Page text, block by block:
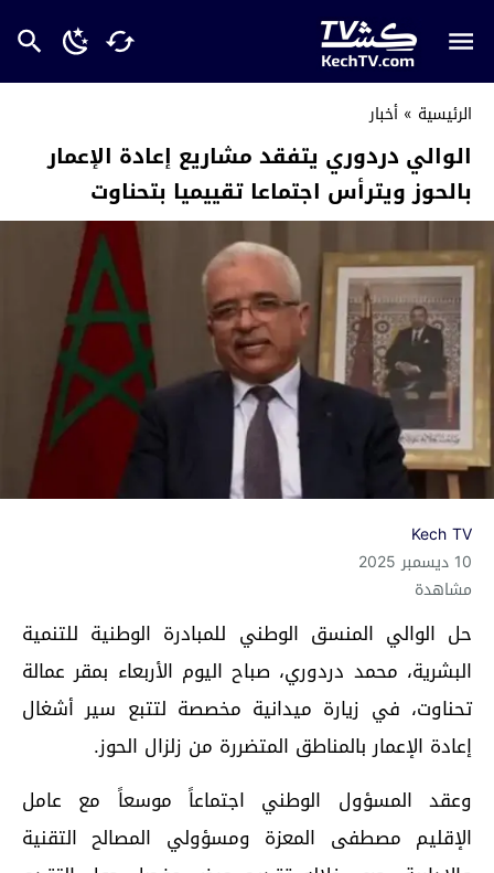
الرئيسية » أخبار
الوالي دردوري يتفقد مشاريع إعادة الإعمار
بالحوز ويترأس اجتماعا تقييميا بتحناوت
Kech TV
10 ديسمبر 2025
مشاهدة
حل الوالي المنسق الوطني للمبادرة الوطنية للتنمية
البشرية، محمد دردوري، صباح اليوم الأربعاء بمقر عمالة
تحناوت، في زيارة ميدانية مخصصة لتتبع سير أشغال
إعادة الإعمار بالمناطق المتضررة من زلزال الحوز.
وعقد المسؤول الوطني اجتماعاً موسعاً مع عامل
الإقليم مصطفى المعزة ومسؤولي المصالح التقنية